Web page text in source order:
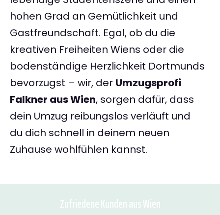
hohen Grad an Gemütlichkeit und
Gastfreundschaft. Egal, ob du die
kreativen Freiheiten Wiens oder die
bodenständige Herzlichkeit Dortmunds
bevorzugst – wir, der Umzugsprofi
Falkner aus Wien, sorgen dafür, dass
dein Umzug reibungslos verläuft und
du dich schnell in deinem neuen
Zuhause wohlfühlen kannst.
Zufriedene Kunden aus Wien